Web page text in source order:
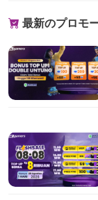
最新のプロモ